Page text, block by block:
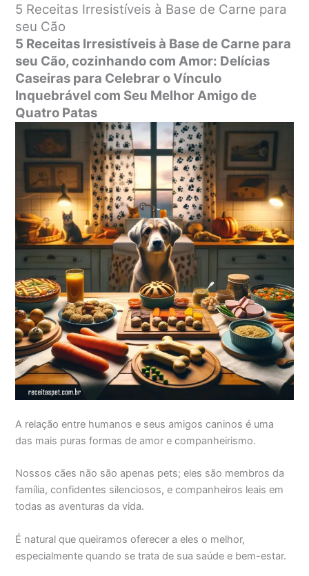
5 Receitas Irresistíveis à Base de Carne para
seu Cão
5 Receitas Irresistíveis à Base de Carne para
seu Cão, cozinhando com Amor: Delícias
Caseiras para Celebrar o Vínculo
Inquebrável com Seu Melhor Amigo de
Quatro Patas
A relação entre humanos e seus amigos caninos é uma
das mais puras formas de amor e companheirismo.
Nossos cães não são apenas pets; eles são membros da
família, confidentes silenciosos, e companheiros leais em
todas as aventuras da vida.
É natural que queiramos oferecer a eles o melhor,
especialmente quando se trata de sua saúde e bem-estar.